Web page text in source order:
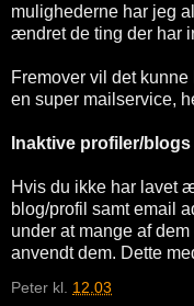
mulighederne har jeg
ændret de ting der har
Fremover vil det
en super mailservice,
Inaktive profiler/
Hvis du ikke har lavet
blog/profil samt email
under at mange af
anvendt dem. Dette
Peter kl. 12.03